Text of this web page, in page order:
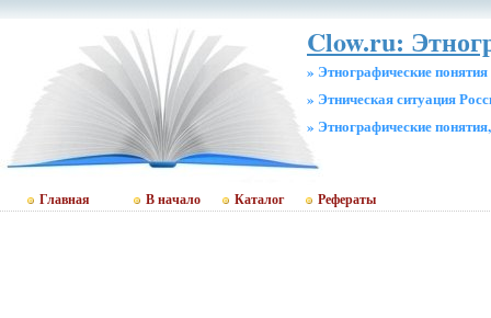
Clow.ru:
» Этнографические
» Этническая ситуация
» Этнографические
Главная В начало Каталог Рефераты